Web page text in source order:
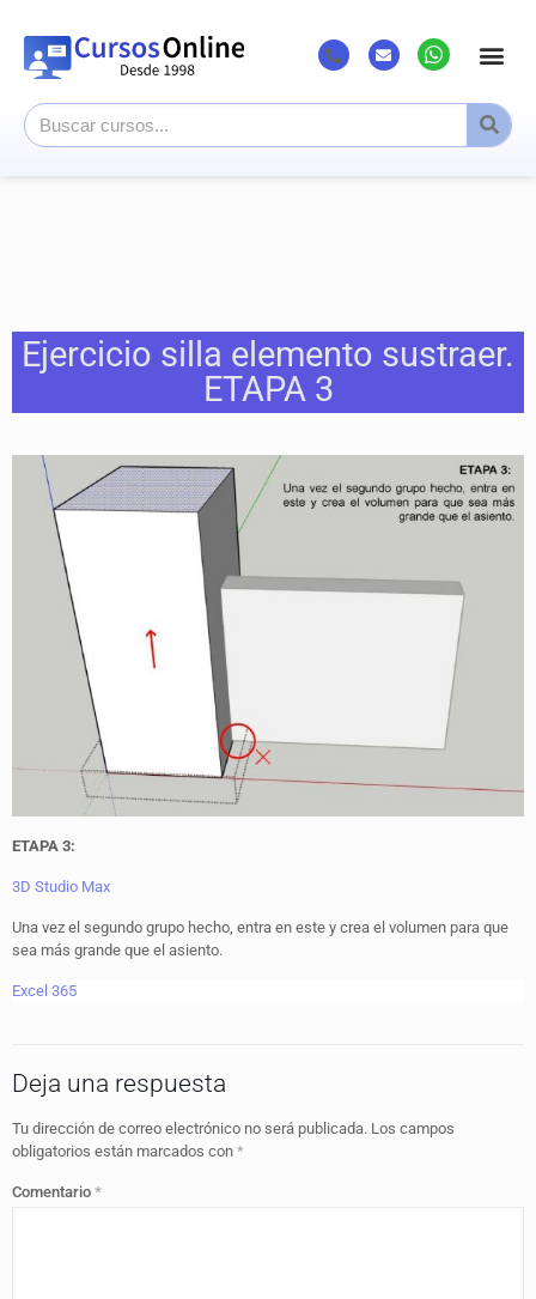
Ejercicio silla elemento sustraer.
ETAPA 3
ETAPA 3:
3D Studio Max
Una vez el segundo grupo hecho, entra en este y crea el volumen para que
sea más grande que el asiento.
Excel 365
Deja una respuesta
Tu dirección de correo electrónico no será publicada. Los campos
obligatorios están marcados con *
Comentario *